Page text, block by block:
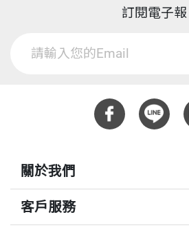
訂閱電子報
關於我們
客戶服務